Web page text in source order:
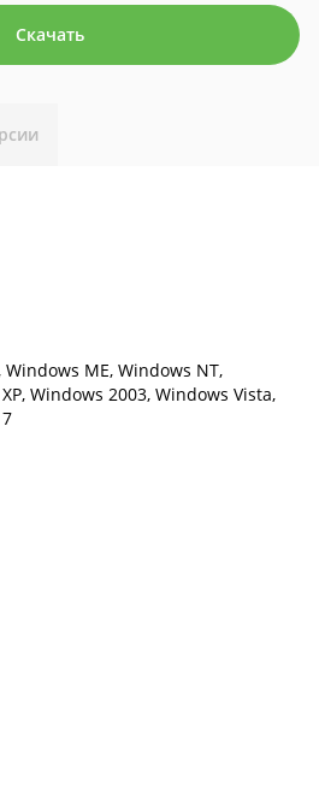
Скачать
ME, Windows NT,
Windows 2003, Windows Vista,